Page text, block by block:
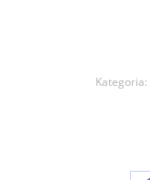
Kategoria: